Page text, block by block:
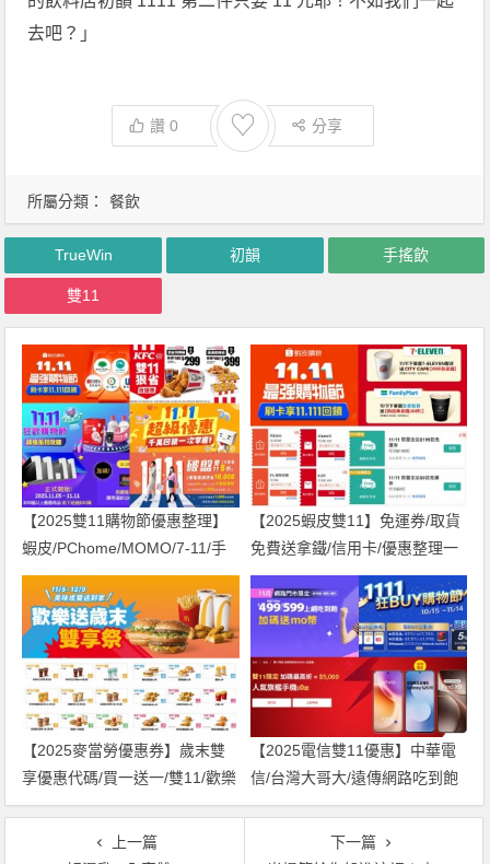
去吧？」
讚0 ♡ 分享
所屬分類： 餐飲
TrueWin 初韻 手搖飲
雙11
【2025雙11購物節優惠整理】
蝦皮/PChome/MOMO/7-11/手
機家電一次看！
【2025蝦皮雙11】免運券/取貨
免費送拿鐵/信用卡/優惠整理一
次看！
【2025麥當勞優惠券】歲末雙
享優惠代碼/買一送一/雙11/歡樂
送優惠一次看！
【2025電信雙11優惠】中華電
信/台灣大哥大/遠傳網路吃到飽
及手機方案一次看！
上一篇
下一篇